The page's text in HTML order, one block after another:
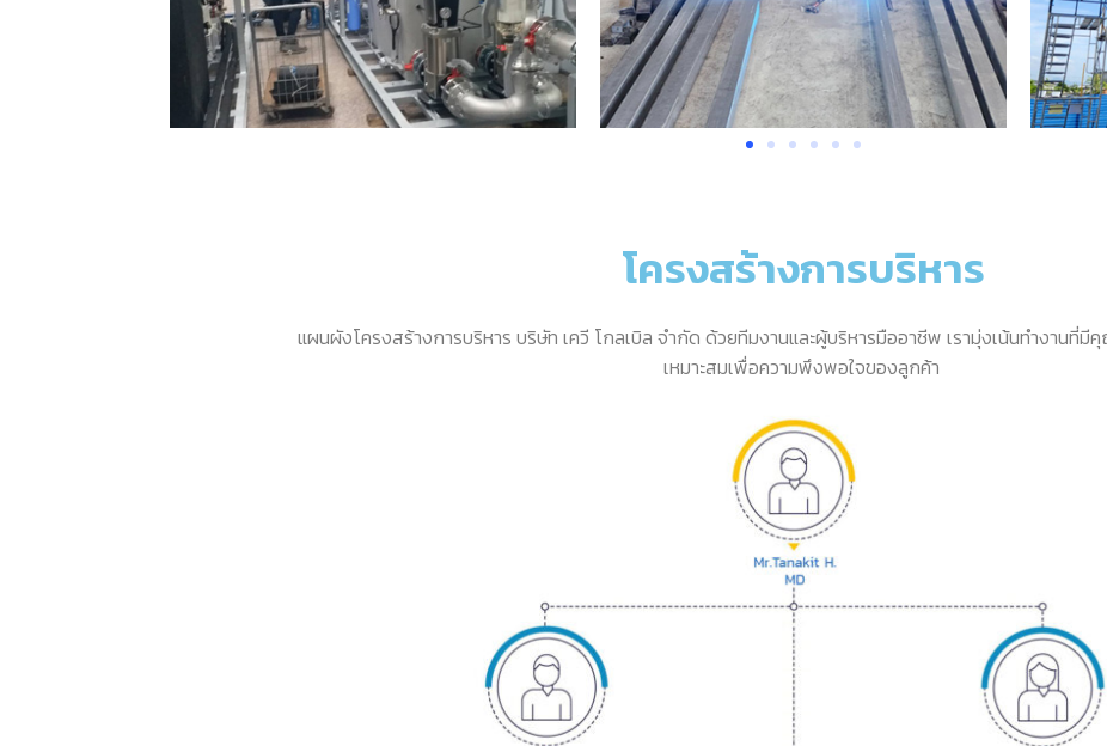
โครงสร้างการบริหาร
แผนผังโครงสร้างการบริหาร บริษัท เควี โกลเบิล จำกัด ด้วยทีมงานและผู้บริหารมืออาชีพ เรามุ่งเน้นทำงานที่มี
เหมาะสมเพื่อความพึงพอใจของลูกค้า